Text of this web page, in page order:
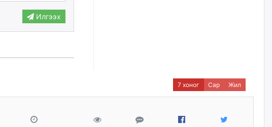
Илгээх
тасралтгүй үргэлжилж байна
2026/08/06
7 хоног Сар Жил